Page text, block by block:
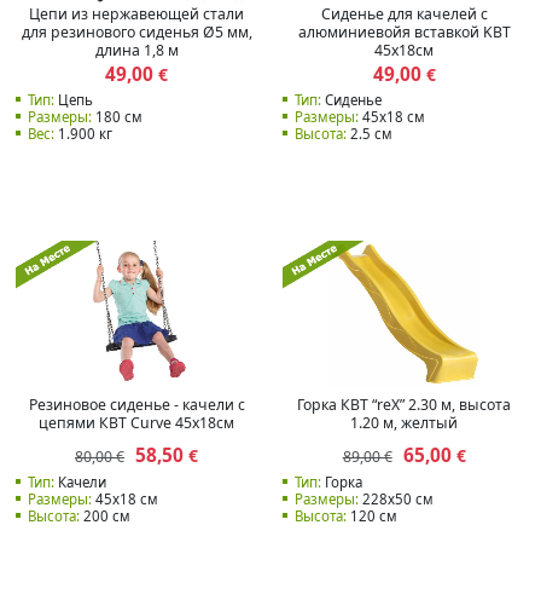
Цепи из нержавеющей стали
для резинового сиденья Ø5 мм,
длина 1,8 м
49,00 €
Тип:Цепь
Размеры:180 см
Вес:1.900 кг
Сиденье для качелей с
алюминиевойя вставкой KBT
45x18см
49,00€
Тип: Сиденье
Размеры: 45x18 см
Высота: 2.5 см
Резиновое сиденье - качели с
цепями КВТ Curve 45x18см
80,00 € 58,50 €
Тип:Качели
Размеры:45x18 см
Высота:200 см
Горка КВТ “reX” 2.30 м, высота
1.20 м, желтый
89,00 € 65,00€
Тип: Горка
Размеры: 228х50 см
Высота: 120 см